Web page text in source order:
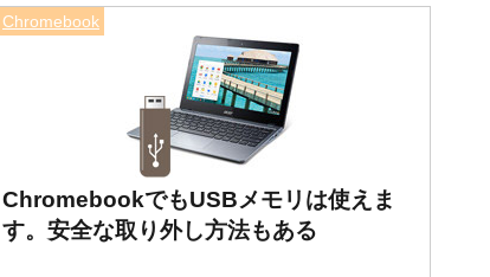
Chromebook
ChromebookでもUSBメモリは使えま
す。安全な取り外し方法もある